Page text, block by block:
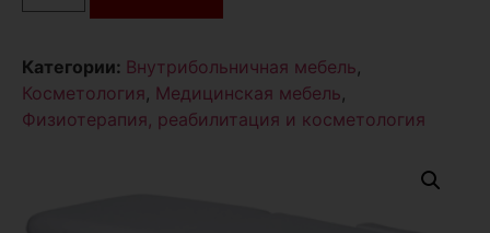
Категории: Внутрибольничная мебель,
Косметология, Медицинская мебель,
Физиотерапия, реабилитация и косметология